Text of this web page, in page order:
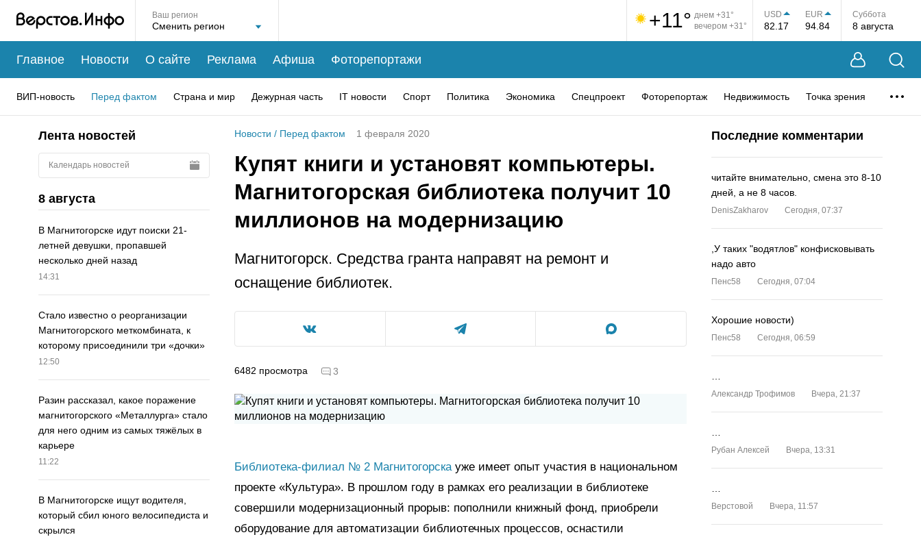
Ваш регион +11° днем +31°
вечером +31°
USD
82.17
EUR
94.84
Суббота
8 августа
Главное Новости О сайте Реклама Афиша Фоторепортажи
ВИП-новость Перед фактом Страна и мир Дежурная часть IT новости Спорт Политика Экономика Спецпроект Фоторепортаж Недвижимость Точка зрения
Лента новостей
Календарь новостей
8 августа
В Магнитогорске идут поиски 21-
летней девушки, пропавшей
несколько дней назад
14:31
Стало известно о реорганизации
Магнитогорского меткомбината, к
которому присоединили три «дочки»
12:50
Разин рассказал, какое поражение
магнитогорского «Металлурга» стало
для него одним из самых тяжёлых в
карьере
11:22
В Магнитогорске ищут водителя,
который сбил юного велосипедиста и
скрылся
Новости / Перед фактом 1 февраля 2020
Купят книги и установят компьютеры.
Магнитогорская библиотека получит 10
миллионов на модернизацию
Магнитогорск. Средства гранта направят на ремонт и
оснащение библиотек.
6482 просмотра 3
Библиотека-филиал № 2 Магнитогорска уже имеет опыт участия в национальном
проекте «Культура». В прошлом году в рамках его реализации в библиотеке
совершили модернизационный прорыв: пополнили книжный фонд, приобрели
оборудование для автоматизации библиотечных процессов, оснастили
Последние комментарии
читайте внимательно, смена это 8-10
дней, а не 8 часов.
DenisZakharov Сегодня, 07:37
,У таких "водятлов" конфисковывать
надо авто
Пенс58 Сегодня, 07:04
Хорошие новости)
Пенс58 Сегодня, 06:59
Александр Трофимов Вчера, 21:37
Рубан Алексей Вчера, 13:31
Верстовой Вчера, 11:57